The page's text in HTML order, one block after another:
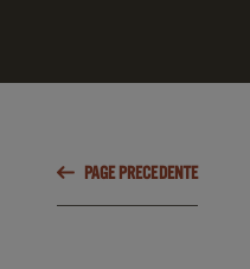
PAGE PRECEDENTE